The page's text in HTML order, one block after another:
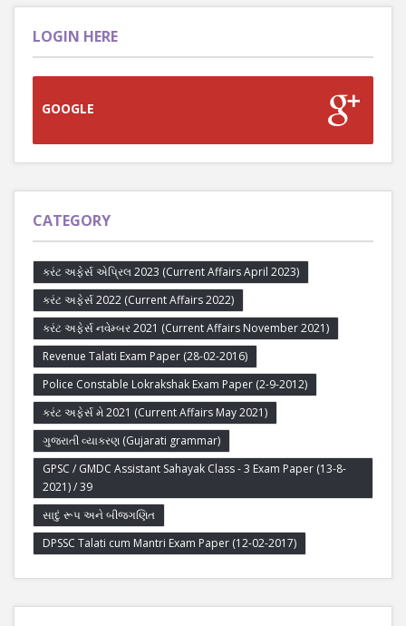
LOGIN HERE
GOOGLE
CATEGORY
કરંટ અફેર્સ એપ્રિલ 2023 (Current Affairs April 2023)
કરંટ અફેર્સ 2022 (Current Affairs 2022)
કરંટ અફેર્સ નવેમ્બર 2021 (Current Affairs November 2021)
Revenue Talati Exam Paper (28-02-2016)
Police Constable Lokrakshak Exam Paper (2-9-2012)
કરંટ અફેર્સ મે 2021 (Current Affairs May 2021)
ગુજરાતી વ્યાકરણ (Gujarati grammar)
GPSC / GMDC Assistant Sahayak Class - 3 Exam Paper (13-8-
2021) / 39
સાદું રૂપ અને બીજગણિત
DPSSC Talati cum Mantri Exam Paper (12-02-2017)